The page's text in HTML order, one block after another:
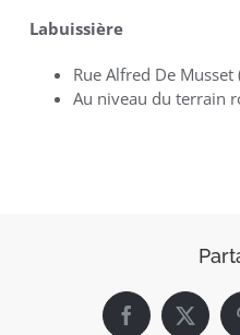
Labuissière
Rue Alfred De
Au niveau du terrain
Facebook
X